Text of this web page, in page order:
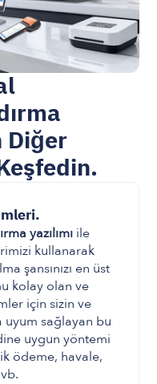
Diğer
yazılımı ile
kullanarak
şansınızı en üst
kolay olan ve
için sizin ve
uyum sağlayan bu
uygun yöntemi
ödeme, havale,